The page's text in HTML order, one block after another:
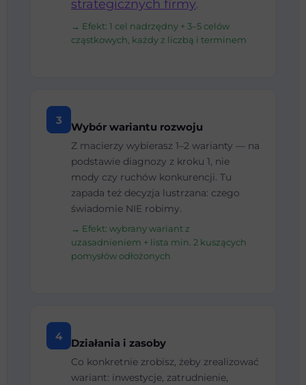
strategicznych firmy.
→ Efekt: 1 cel nadrzędny + 3–5 celów
cząstkowych, każdy z liczbą i terminem
3
Wybór wariantu rozwoju
Z macierzy wybierasz 1–2 warianty — na
podstawie diagnozy z kroku 1, nie
mody czy ruchów konkurencji. Tu
zapada też decyzja lustrzana: czego
świadomie NIE robimy.
→ Efekt: wybrany wariant z
uzasadnieniem + lista min. 2 kuszących
pomysłów odłożonych
4
Działania i zasoby
Co konkretnie zrobisz, żeby zrealizować
wariant: inwestycje, zatrudnienie,